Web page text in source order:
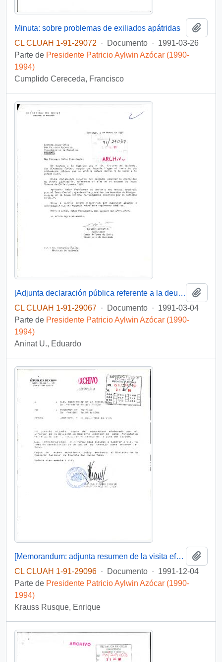
Minuta: sobre problemas de exiliados apátridas
CL CLUAH 1-91-29072
· Documento · 1991-03-26
Parte de Presidente Patricio Aylwin Azócar (1990-
1994)
Cumplido Cereceda, Francisco
[Adjunta declaración pública referente a la deuda externa chilena]
CL CLUAH 1-91-29067 · Documento · 1991-03-04
Parte de Presidente Patricio Aylwin Azócar (1990-
1994)
Aninat U., Eduardo
[Memorandum: adjunta resumen de la visita efectuada a la zona del carbón (VIII Región)]
CL CLUAH 1-91-29096 · Documento · 1991-12-04
Parte de Presidente Patricio Aylwin Azócar (1990-
1994)
Krauss Rusque, Enrique